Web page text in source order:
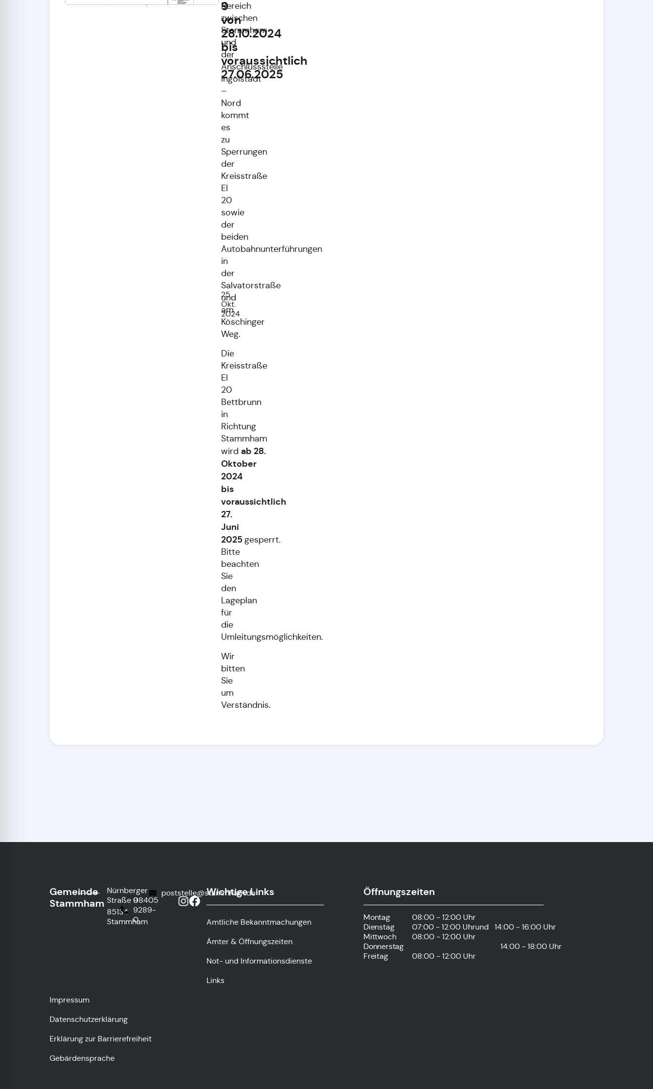
25.
Okt.
2024
9
von
28.10.2024
bis
voraussichtlich
27.06.2025
Bereich
zwischen
Stammham
und
der
Anschlussstelle
Ingolstadt
–
Nord
kommt
es
zu
Sperrungen
der
Kreisstraße
EI
20
sowie
der
beiden
Autobahnunterführungen
in
der
Salvatorstraße
und
am
Köschinger
Weg.
Die
Kreisstraße
EI
20
Bettbrunn
in
Richtung
Stammham
wird ab 28.
Oktober
2024
bis
voraussichtlich
27.
Juni
2025 gesperrt.
Bitte
beachten
Sie
den
Lageplan
für
die
Umleitungsmöglichkeiten.
Wir
bitten
Sie
um
Verständnis.
Gemeinde
Stammham
Nürnberger
Straße 9
85134
Stammham
08405
9289-
0
poststelle@stammham.de
Wichtige Links
Amtliche Bekanntmachungen
Ämter & Öffnungszeiten
Not- und Informationsdienste
Links
Öffnungszeiten
Montag
08:00 - 12:00 Uhr
Dienstag
07:00 - 12:00 Uhrund
14:00 - 16:00 Uhr
Mittwoch
08:00 - 12:00 Uhr
Donnerstag
14:00 - 18:00 Uhr
Freitag
08:00 - 12:00 Uhr
Impressum
Datenschutzerklärung
Erklärung zur Barrierefreiheit
Gebärdensprache